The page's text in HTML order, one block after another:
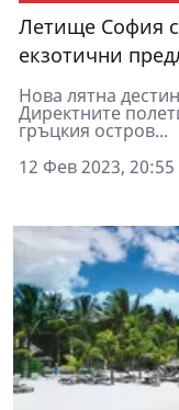
Летище София с
екзотични
Нова лятна
Директните
гръцкия остров...
12 Фев 2023, 20:55